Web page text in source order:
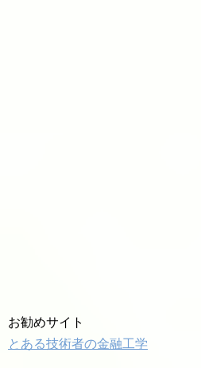
お勧めサイト
とある技術者の金融工学